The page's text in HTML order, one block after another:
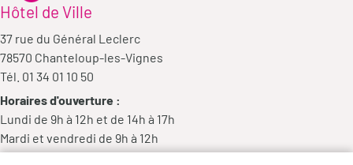
Hôtel de Ville
37 rue du Général Leclerc
78570 Chanteloup-les-Vignes
Tél. 01 34 01 10 50
Horaires d'ouverture :
Lundi de 9h à 12h et de 14h à 17h
Mardi et vendredi de 9h à 12h
Mercredi de 9h à 12h et de 14h à 18h